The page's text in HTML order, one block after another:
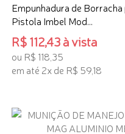
Empunhadura de Borracha
Pistola Imbel Mod...
R$ 112,43 à vista
ou R$ 118,35
em até 2x de R$ 59,18